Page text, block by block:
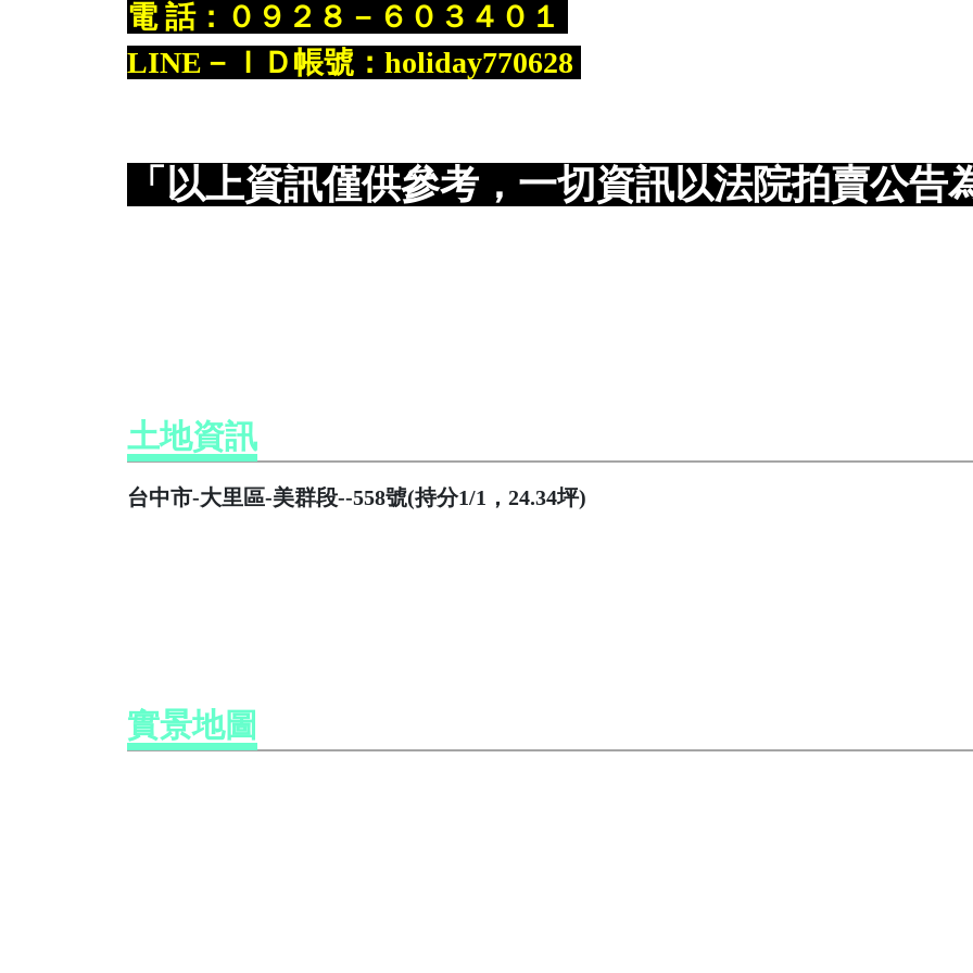
電 話：０９２８－６０３４０１
LINE－ＩＤ帳號：holiday770628
「以上資訊僅供參考，一切資訊以法院拍賣公告
土地資訊
台中市-大里區-美群段--558號(持分1/1，24.34坪)
實景地圖